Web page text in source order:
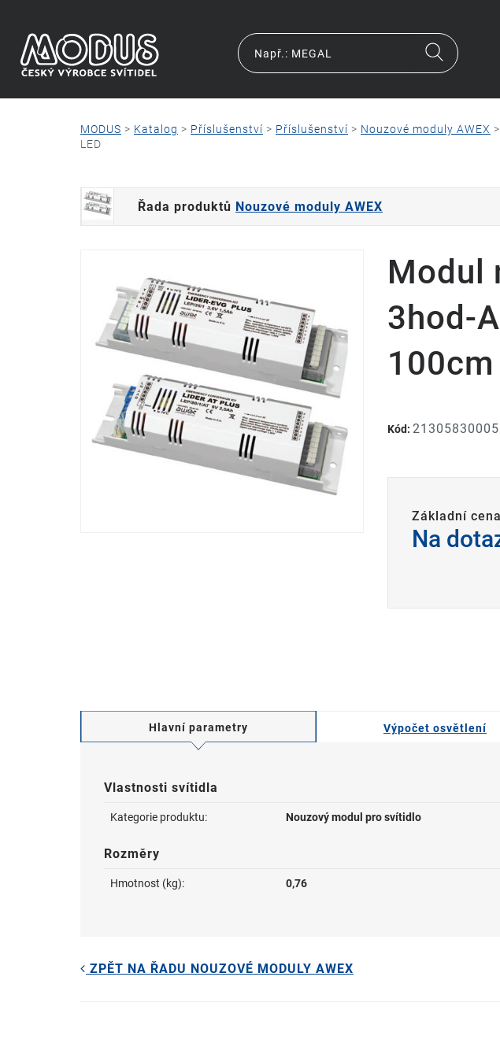
MODUS > Katalog > Příslušenství > Příslušenství > Nouzové moduly AWEX >
LED
Řada produktů Nouzové moduly AWEX
Modul
3hod-
Kód:
Základní
Na
Hlavní parametry Výpočet osvětlení
Vlastnosti svítidla
Kategorie produktu: Nouzový modul pro svítidlo
Rozměry
Hmotnost (kg): 0,76
ZPĚT NA ŘADU NOUZOVÉ MODULY AWEX